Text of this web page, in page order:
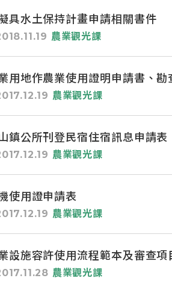
具水土保持計畫申請相關書件
農業觀光課
用地作農業使用證明申請書、
農業觀光課
鎮公所刊登民宿住宿訊息申請表
農業觀光課
使用證申請表
農業觀光課
設施容許使用流程範本及審查項
農業觀光課